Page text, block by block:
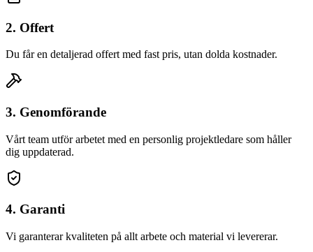
2. Offert
Du får en detaljerad offert med fast pris, utan dolda kostnader.
3. Genomförande
Vårt team utför arbetet med en personlig projektledare som håller
dig uppdaterad.
4. Garanti
Vi garanterar kvaliteten på allt arbete och material vi levererar.